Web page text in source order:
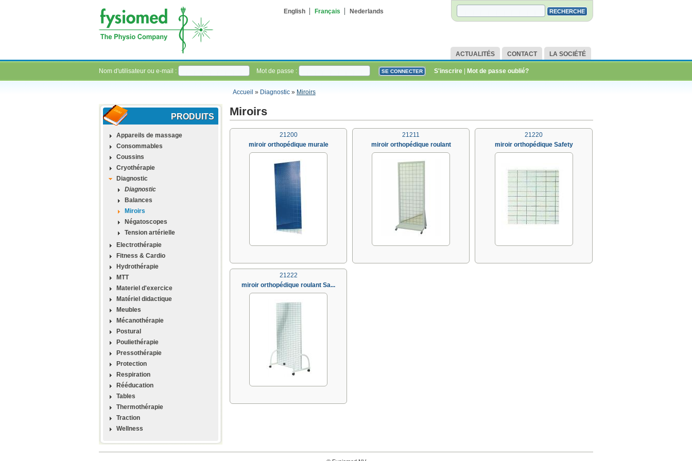
English Français Nederlands
ACTUALITÉS CONTACT LA SOCIÉTÉ
Nom d'utilisateur ou e-mail : Mot de passe : S'inscrire Mot de passe oublié?
Accueil » Diagnostic» Miroirs
PRODUITS
Appareils de massage
Consommables
Coussins
Cryothérapie
Diagnostic
Diagnostic
Balances
Miroirs
Négatoscopes
Tension artérielle
Electrothérapie
Fitness & Cardio
Hydrothérapie
MTT
Materiel d'exercice
Matériel didactique
Meubles
Mécanothérapie
Postural
Pouliethérapie
Pressothérapie
Protection
Respiration
Rééducation
Tables
Thermothérapie
Traction
Wellness
Miroirs
21200
miroir orthopédique murale
21211
miroir orthopédique roulant
21220
miroir orthopédique Safety
21222
miroir orthopédique roulant Sa...